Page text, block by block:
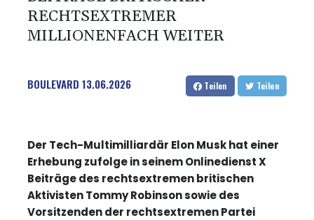
RECHTSEXTREMER
MILLIONENFACH WEITER
BOULEVARD 13.06.2026 Teilen Teilen
Der Tech-Multimilliardär Elon Musk hat einer
Erhebung zufolge in seinem Onlinedienst X
Beiträge des rechtsextremen britischen
Aktivisten Tommy Robinson sowie des
Vorsitzenden der rechtsextremen Partei